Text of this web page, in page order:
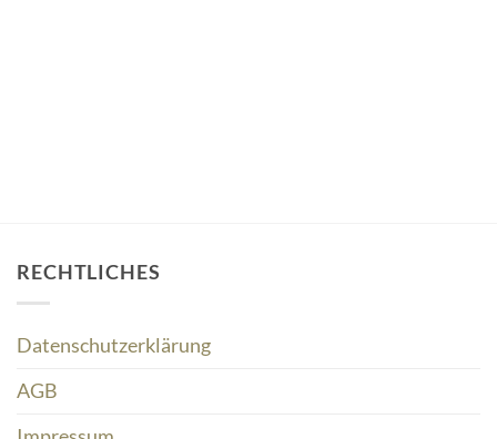
RECHTLICHES
Datenschutzerklärung
AGB